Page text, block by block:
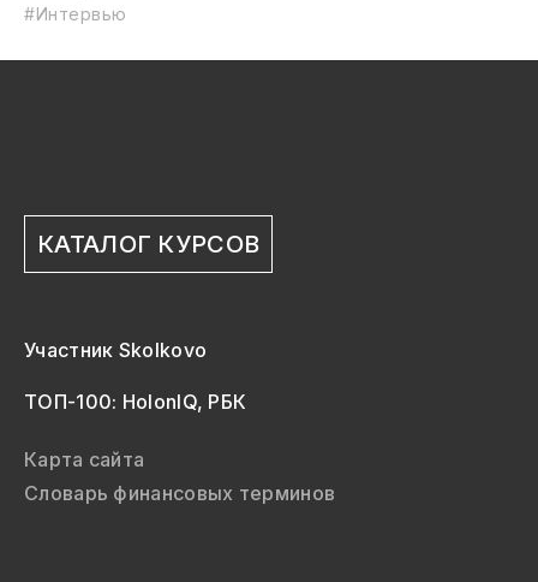
#Интервью
КАТАЛОГ КУРСОВ
Участник Skolkovo
ТОП-100: HolonIQ, РБК
Карта сайта
Словарь финансовых терминов